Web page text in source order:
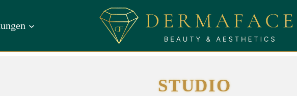
STUDIO